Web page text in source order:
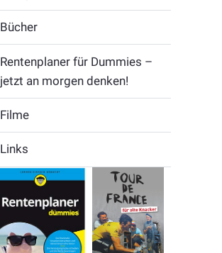
Bücher
Rentenplaner für Dummies –
jetzt an morgen denken!
Filme
Links